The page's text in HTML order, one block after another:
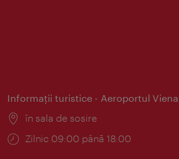
Informaţii turistice - Aeroportul Viena
Locul:
în sala de sosire
Program:
Zilnic 09:00 până 18:00